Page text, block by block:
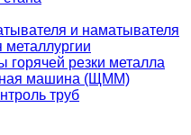
и наматывателя
металлургии
горячей резки металла
машина (ЩММ)
труб